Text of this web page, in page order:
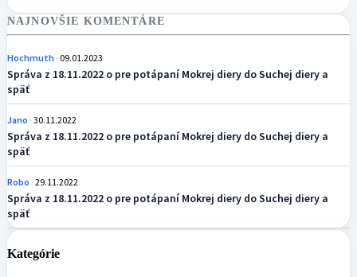
NAJNOVŠIE KOMENTÁRE
Hochmuth 09.01.2023
Správa z 18.11.2022 o pre potápaní Mokrej diery do Suchej diery a
späť
Jano 30.11.2022
Správa z 18.11.2022 o pre potápaní Mokrej diery do Suchej diery a
späť
Robo 29.11.2022
Správa z 18.11.2022 o pre potápaní Mokrej diery do Suchej diery a
späť
Kategórie